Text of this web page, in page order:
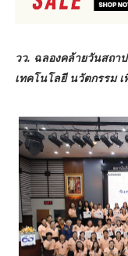
วว. ฉลองคล้ายวันสถา
เทคโนโลยี นวัตกรรม